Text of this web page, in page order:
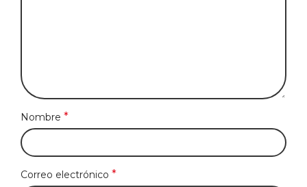
Nombre *
Correo electrónico *